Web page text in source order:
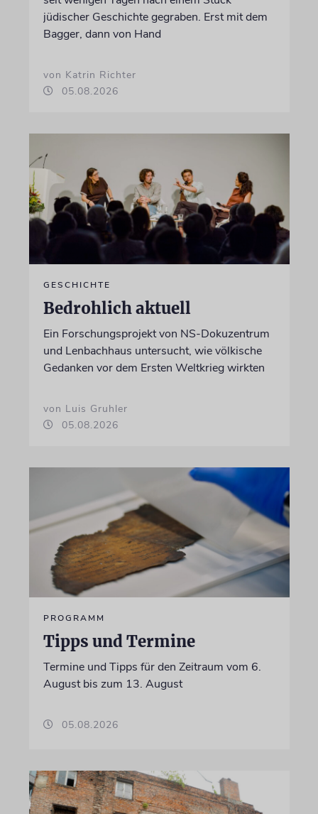
jüdischer Geschichte gegraben. Erst mit dem
Bagger, dann von Hand
von Katrin Richter
05.08.2026
GESCHICHTE
Bedrohlich aktuell
Ein Forschungsprojekt von NS-Dokuzentrum
und Lenbachhaus untersucht, wie völkische
Gedanken vor dem Ersten Weltkrieg wirkten
von Luis Gruhler
05.08.2026
PROGRAMM
Tipps und Termine
Termine und Tipps für den Zeitraum vom 6.
August bis zum 13. August
05.08.2026